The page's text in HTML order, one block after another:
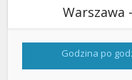
Warszawa
Godzina po